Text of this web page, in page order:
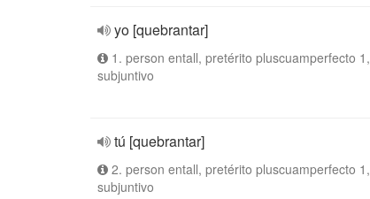
yo [quebrantar]
1. person entall, pretérito pluscuamperfecto 1,
subjuntivo
tú [quebrantar]
2. person entall, pretérito pluscuamperfecto 1,
subjuntivo